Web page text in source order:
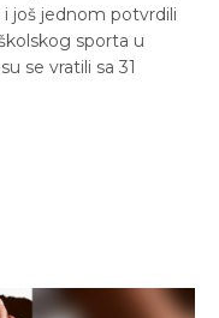
još jednom potvrdili
sporta u
se vratili sa 31